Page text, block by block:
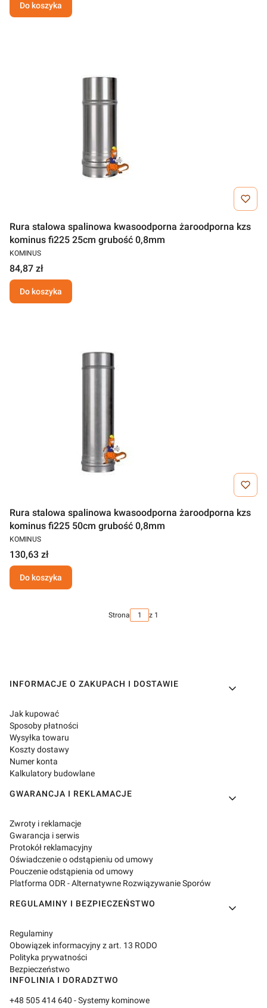
Do koszyka
Rura stalowa spalinowa kwasoodporna żaroodporna kzs
kominus fi225 25cm grubość 0,8mm
KOMINUS
84,87 zł
Do koszyka
Rura stalowa spalinowa kwasoodporna żaroodporna kzs
kominus fi225 50cm grubość 0,8mm
KOMINUS
130,63 zł
Do koszyka
Strona z 1
Linki w stopce
INFORMACJE O ZAKUPACH I DOSTAWIE
Jak kupować
Sposoby płatności
Wysyłka towaru
Koszty dostawy
Numer konta
Kalkulatory budowlane
GWARANCJA I REKLAMACJE
Zwroty i reklamacje
Gwarancja i serwis
Protokół reklamacyjny
Oświadczenie o odstąpieniu od umowy
Pouczenie odstąpienia od umowy
Platforma ODR - Alternatywne Rozwiązywanie Sporów
REGULAMINY I BEZPIECZEŃSTWO
Regulaminy
Obowiązek informacyjny z art. 13 RODO
Polityka prywatności
Bezpieczeństwo
INFOLINIA I DORADZTWO
+48 505 414 640 - Systemy kominowe